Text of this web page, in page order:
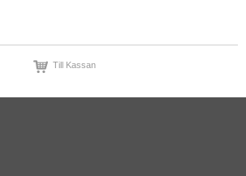
Till Kassan